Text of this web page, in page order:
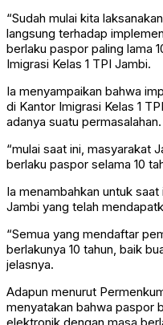
“Sudah mulai kita
langsung terhadap
berlaku paspor paling lama
Imigrasi Kelas 1 TPI Jambi.
Ia menyampaikan bahwa
di Kantor Imigrasi Kelas 1
adanya suatu permasalahan.
“mulai saat ini, masyarakat
berlaku paspor selama 10
Ia menambahkan untuk
Jambi yang telah
“Semua yang mendaftar
berlakunya 10 tahun, baik
jelasnya.
Adapun menurut
menyatakan bahwa paspor